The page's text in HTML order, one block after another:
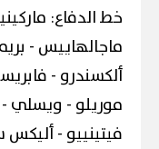
خط الدفاع:
ماجالهاييس -
ألكسندرو -
موريلو - ويسلي -
فيتينييو -